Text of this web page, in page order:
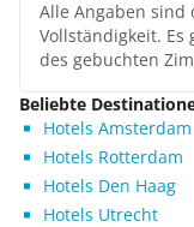
Alle Angaben sind
Vollständigkeit.
des gebuchten
Beliebte
Hotels Amsterdam
Hotels Rotterdam
Hotels Den Haag
Hotels Utrecht